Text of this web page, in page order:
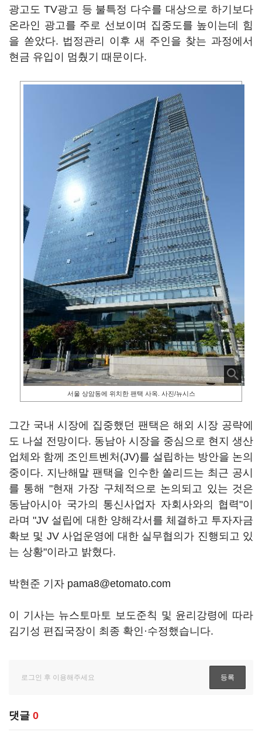
광고도 TV광고 등 불특정 다수를 대상으로 하기보다
온라인 광고를 주로 선보이며 집중도를 높이는데 힘
을 쏟았다. 법정관리 이후 새 주인을 찾는 과정에서
현금 유입이 멈췄기 때문이다.
서울 상암동에 위치한 팬택 사옥. 사진/뉴시스
그간 국내 시장에 집중했던 팬택은 해외 시장 공략에
도 나설 전망이다. 동남아 시장을 중심으로 현지 생산
업체와 함께 조인트벤처(JV)를 설립하는 방안을 논의
중이다. 지난해말 팬택을 인수한 쏠리드는 최근 공시
를 통해 "현재 가장 구체적으로 논의되고 있는 것은
동남아시아 국가의 통신사업자 자회사와의 협력"이
라며 "JV 설립에 대한 양해각서를 체결하고 투자자금
확보 및 JV 사업운영에 대한 실무협의가 진행되고 있
는 상황"이라고 밝혔다.
박현준 기자 pama8@etomato.com
이 기사는 뉴스토마토 보도준칙 및 윤리강령에 따라
김기성 편집국장이 최종 확인·수정했습니다.
댓글 0